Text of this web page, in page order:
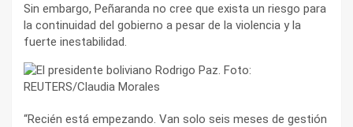
Sin embargo, Peñaranda no cree que exista un riesgo para
la continuidad del gobierno a pesar de la violencia y la
fuerte inestabilidad.
“Recién está empezando. Van solo seis meses de gestión